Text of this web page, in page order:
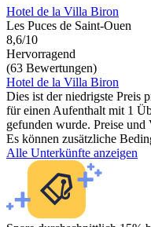
Hotel de la Villa Biron
Les Puces de Saint-Ouen
8,6/10
Hervorragend
(63 Bewertungen)
Hotel de la Villa Biron
Dies ist der niedrigste Preis
für einen Aufenthalt mit 1
gefunden wurde. Preise
Es können zusätzliche
Alle Unterkünfte anzeigen